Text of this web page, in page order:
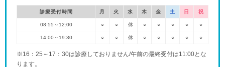
診療受付時間 月 火 水 木 金 土 日 祝
08:55～12:00 ○ ○ 休 ○ ○ ○ ○ ○
14:00～19:30 ○ ○ 休 ○ ○ ○ ○ ○
※16：25～17：30は診療しておりません/午前の最終受付は11:00とな
ります。